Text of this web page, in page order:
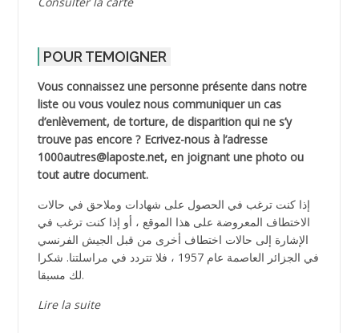
POUR TEMOIGNER
Vous connaissez une personne présente dans notre
liste ou vous voulez nous communiquer un cas
d’enlèvement, de torture, de disparition qui ne s’y
trouve pas encore ? Ecrivez-nous à l’adresse
1000autres@laposte.net, en joignant une photo ou
tout autre document.
إذا كنت ترغب في الحصول على شهادات وملاحق في حالات
الاختطاف المعروضة على هذا الموقع ، أو إذا كنت ترغب في
الإشارة إلى حالات اختطاف أخرى من قبل الجيش الفرنسي
في الجزائر العاصمة عام 1957 ، فلا تتردد في مراسلتنا. شكرا
لك مسبقا.
Lire la suite